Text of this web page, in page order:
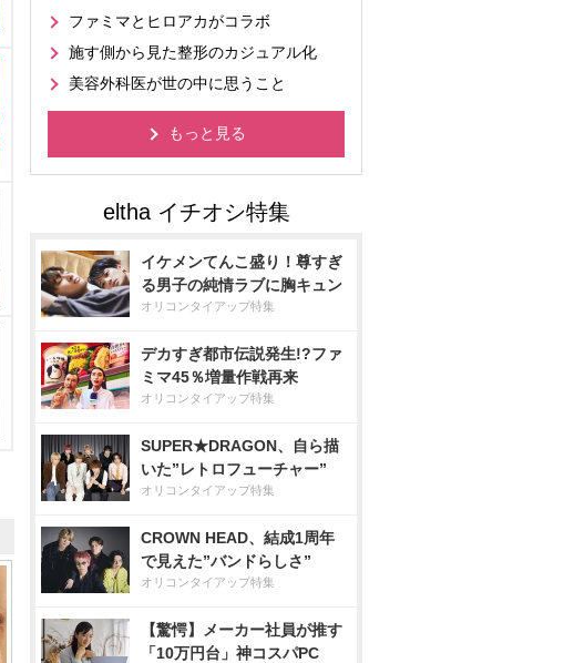
ファミマとヒロアカがコラボ
施す側から見た整形のカジュアル化
美容外科医が世の中に思うこと
もっと見る
イケメンてんこ盛り！尊すぎ
る男子の純情ラブに胸キュン
オリコンタイアップ特集
デカすぎ都市伝説発生!?ファ
ミマ45％増量作戦再来
オリコンタイアップ特集
SUPER★DRAGON、自ら描
いた”レトロフューチャー”
オリコンタイアップ特集
CROWN HEAD、結成1周年
で見えた”バンドらしさ”
オリコンタイアップ特集
【驚愕】メーカー社員が推す
「10万円台」神コスパPC